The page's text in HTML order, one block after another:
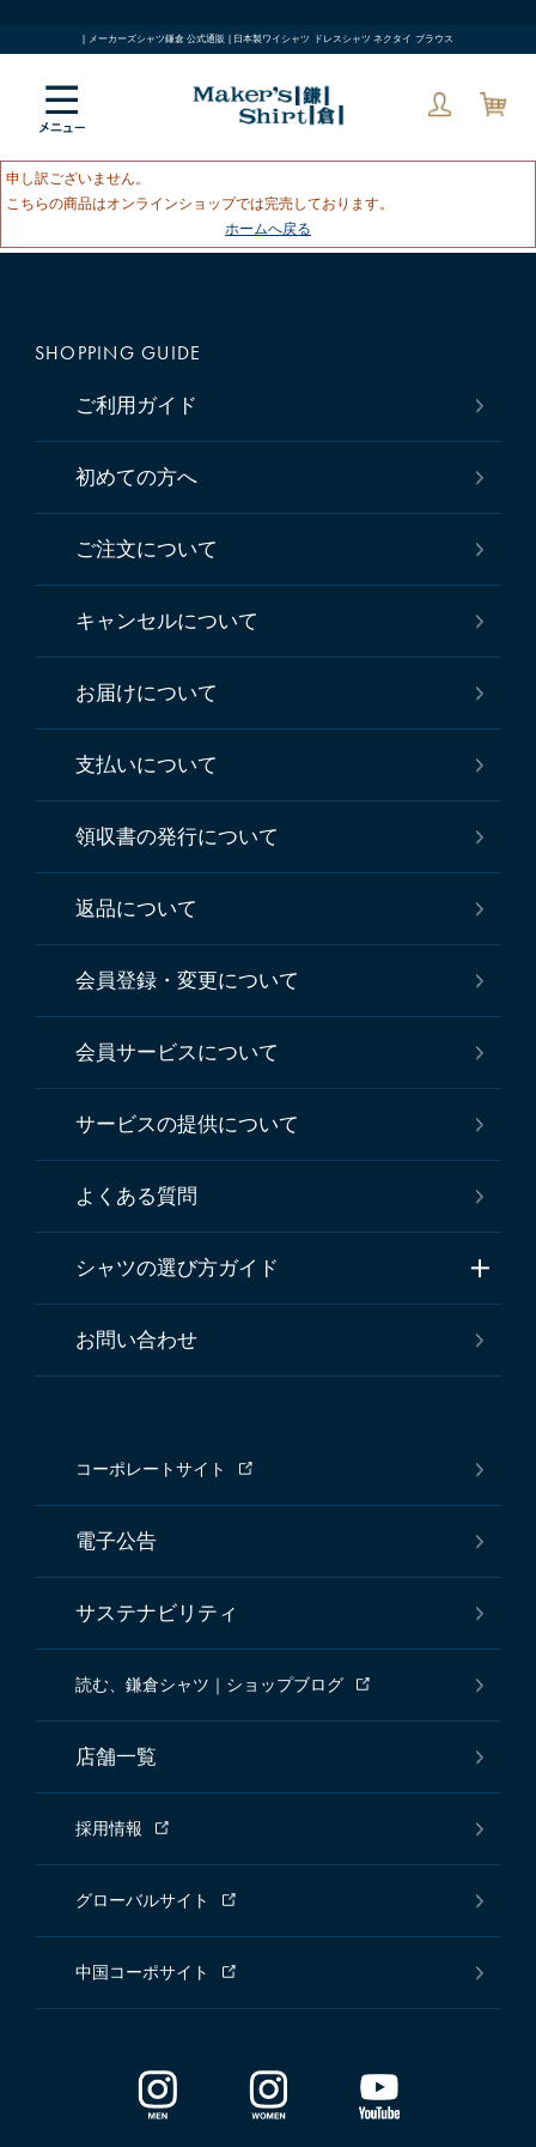
| メーカーズシャツ鎌倉 公式通販 | 日本製ワイシャツ ドレスシャツ ネクタイ ブラウス
申し訳ございません。
こちらの商品はオンラインショップでは完売しております。
ホームへ戻る
SHOPPING GUIDE
ご利用ガイド
初めての方へ
ご注文について
キャンセルについて
お届けについて
支払いについて
領収書の発行について
返品について
会員登録・変更について
会員サービスについて
サービスの提供について
よくある質問
シャツの選び方ガイド
お問い合わせ
コーポレートサイト
電子公告
サステナビリティ
読む、鎌倉シャツ｜ショップブログ
店舗一覧
採用情報
グローバルサイト
中国コーポサイト